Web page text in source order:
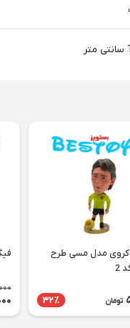
مدل مسی طرح
2
تومان 32٪